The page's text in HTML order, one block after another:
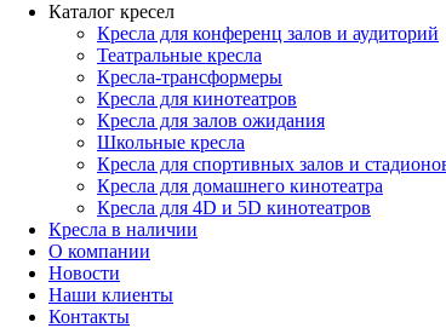
Каталог кресел
Кресла для конференц залов и аудиторий
Театральные кресла
Кресла-трансформеры
Кресла для кинотеатров
Кресла для залов ожидания
Школьные кресла
Кресла для спортивных залов и
Кресла для домашнего кинотеатра
Кресла для 4D и 5D кинотеатров
Кресла в наличии
О компании
Новости
Наши клиенты
Контакты